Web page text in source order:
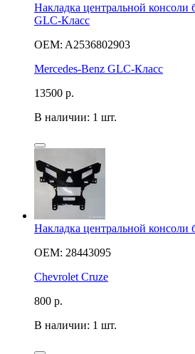
Накладка центральной консоли
GLC-Класс
OEM: A2536802903
Mercedes-Benz GLC-Класс
13500 р.
В наличии: 1 шт.
Накладка центральной консоли
OEM: 28443095
Chevrolet Cruze
800 р.
В наличии: 1 шт.